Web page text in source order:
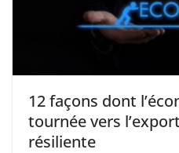
12 façons dont
tournée vers
résiliente